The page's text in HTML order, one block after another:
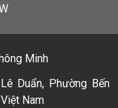
Minh
Duẩn, Phường Bến
Nam